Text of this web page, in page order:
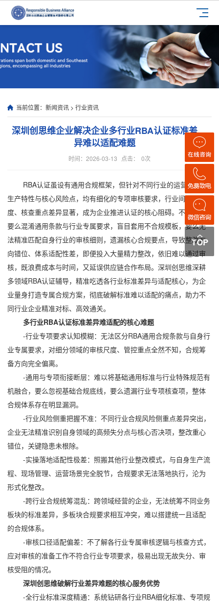
当前位置： 新闻资讯 > 行业资讯
深圳创思维企业解决企业多行业RBA认证标准差
异难以适配难题
时间：2026-03-13 点击： 0次
RBA认证虽设有通用合规框架，但针对不同行业的运营模式、
生产特性与核心风险点，均有细化的专项审核要求，行业间标准尺
度、核查重点差异显著，成为企业推进认证的核心阻碍。不少企业
要么混淆通用条款与行业专属要求，盲目套用不合规模板，要么无
法精准匹配自身行业的审核细则，遗漏核心合规要点，导致整改方
向错位、体系适配性差，即便投入大量精力整改，依旧难以通过审
核，既浪费成本与时间，又延误供应链合作布局。深圳创思维深耕
多领域RBA认证辅导，精准吃透各行业标准差异与适配核心，为企
业量身打造专属合规方案，彻底破解标准难以适配的痛点，助力不
同行业企业精准对标、高效通关。
多行业RBA认证标准差异难适配的核心难题
-行业专项要求认知模糊：无法区分RBA通用合规条款与自身行
业专属要求，对细分领域的审核尺度、管控重点全然不知，合规筹
备方向完全偏离。
-通用与专项衔接断层：难以将基础通用标准与行业特殊规范有
机融合，要么忽视基础合规底线，要么遗漏行业专项核查项，整体
合规体系存在明显漏洞。
-行业风险侧重把握不准：不同行业合规风险侧重点差异突出，
企业无法精准识别自身领域的高频失分点与核心否决项，整改重心
错位，关键隐患未根除。
-实操落地适配性极差：照搬其他行业整改模式，与自身生产流
程、现场管理、运营场景完全脱节，合规要求无法落地执行，沦为
形式化整改。
-跨行业合规统筹混乱：跨领域经营的企业，无法统筹不同业务
板块的标准差异，多板块合规要求相互冲突，难以搭建统一且适配
的合规体系。
-审核口径适配偏差：不了解各行业专属审核逻辑与核查方式，
应对审核的准备工作不符合行业专项要求，极易出现无故失分、审
核受阻的情况。
深圳创思维破解行业差异难题的核心服务优势
-全行业标准深度精通：系统钻研各行业RBA细化标准、专项规